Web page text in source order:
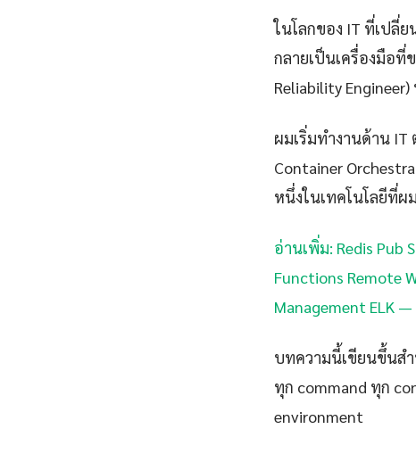
ในโลกของ IT ที่เปลี่ย
กลายเป็นเครื่องมือที่
Reliability
ผมเริ่มทำงานด้าน IT
Container
หนึ่งในเทคโนโลยีที่ผ
อ่านเพิ่ม: Redis
Functions Remote
Management ELK
บทความนี้เขียนขึ้นส
ทุก command ทุก
environment